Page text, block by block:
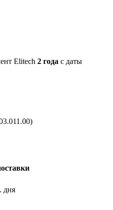
Elitech 2 года с даты
дня